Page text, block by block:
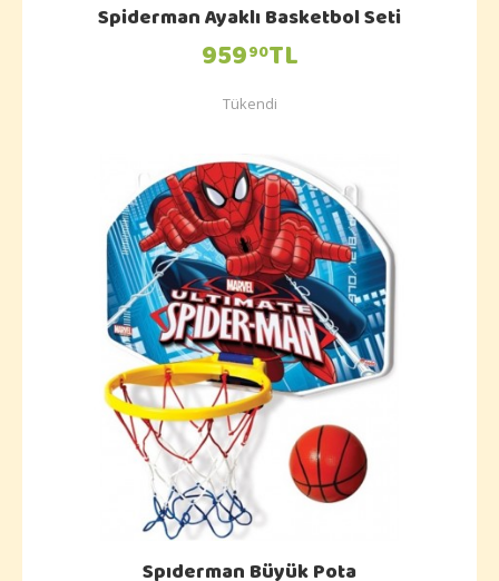
Spiderman Ayaklı Basketbol Seti
95990TL
Tükendi
Spıderman Büyük Pota